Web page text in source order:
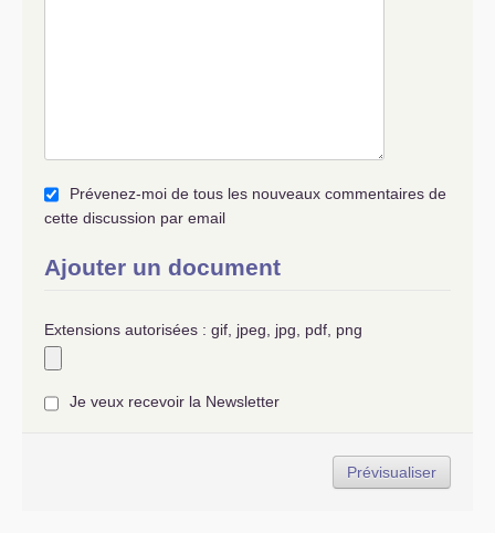
Prévenez-moi de tous les nouveaux commentaires de
cette discussion par email
Ajouter un document
Extensions autorisées : gif, jpeg, jpg, pdf, png
Je veux recevoir la Newsletter